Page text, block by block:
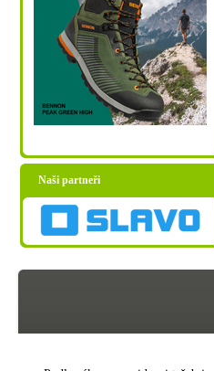
Naši partneři